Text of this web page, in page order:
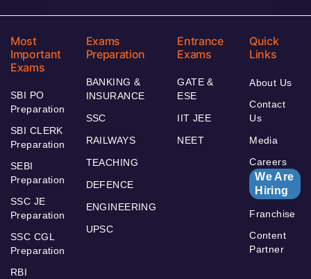
Most
Important
Exams
SBI PO
Preparation
SBI CLERK
Preparation
SEBI
Preparation
SSC JE
Preparation
SSC CGL
Preparation
RBI
Exams
Preparation
BANKING &
INSURANCE
SSC
RAILWAYS
TEACHING
DEFENCE
ENGINEERING
UPSC
Entrance
Exams
GATE &
ESE
IIT JEE
NEET
Quick
Links
About Us
Contact
Us
Media
Careers
We Are
Hiring
Franchise
Content
Partner